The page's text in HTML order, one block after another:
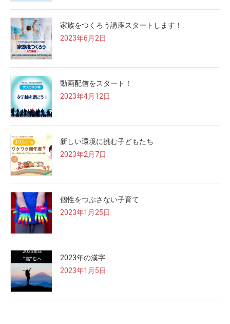
家族をつくろう講座スタートします！
2023年6月2日
動画配信をスタート！
2023年4月12日
新しい環境に挑む子どもたち
2023年2月7日
個性をつぶさない子育て
2023年1月25日
2023年の漢字
2023年1月5日